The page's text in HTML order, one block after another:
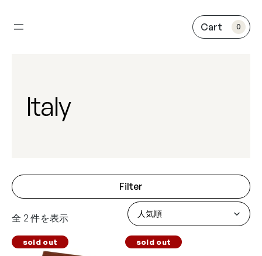
容
0
Italy
Filter
全 2 件を表示
sold out sold out